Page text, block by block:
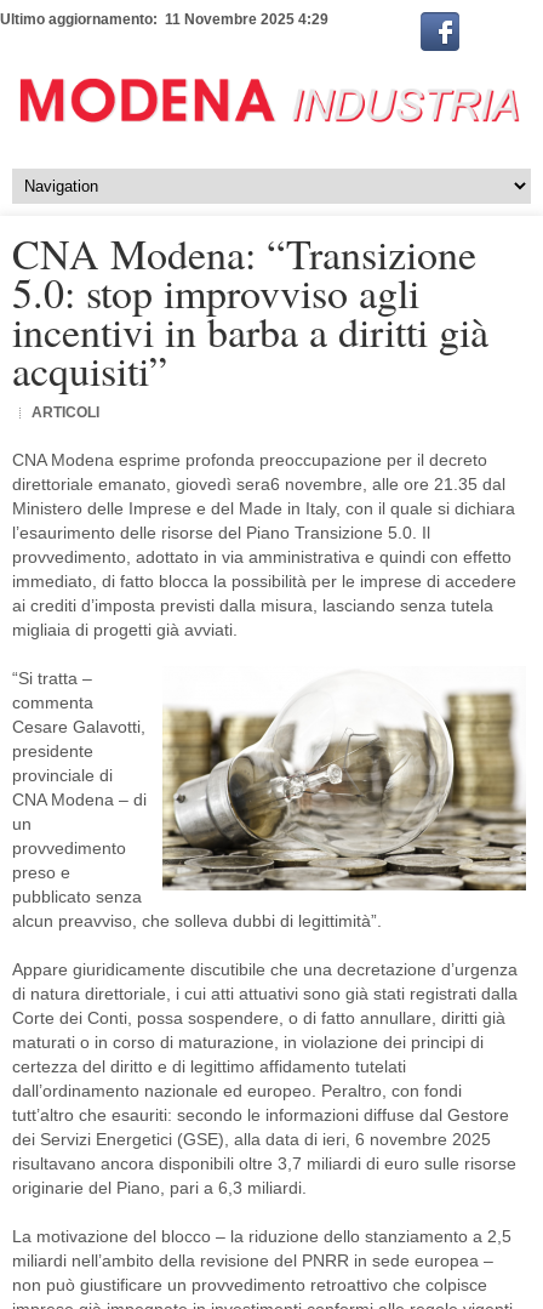
Ultimo aggiornamento: 11 Novembre 2025 4:29
CNA Modena: “Transizione
5.0: stop improvviso agli
incentivi in barba a diritti già
acquisiti”
ARTICOLI
CNA Modena esprime profonda preoccupazione per il decreto
direttoriale emanato, giovedì sera6 novembre, alle ore 21.35 dal
Ministero delle Imprese e del Made in Italy, con il quale si dichiara
l’esaurimento delle risorse del Piano Transizione 5.0. Il
provvedimento, adottato in via amministrativa e quindi con effetto
immediato, di fatto blocca la possibilità per le imprese di accedere
ai crediti d’imposta previsti dalla misura, lasciando senza tutela
migliaia di progetti già avviati.
“Si tratta –
commenta
Cesare Galavotti,
presidente
provinciale di
CNA Modena – di
un
provvedimento
preso e
pubblicato senza
alcun preavviso, che solleva dubbi di legittimità”.
Appare giuridicamente discutibile che una decretazione d’urgenza
di natura direttoriale, i cui atti attuativi sono già stati registrati dalla
Corte dei Conti, possa sospendere, o di fatto annullare, diritti già
maturati o in corso di maturazione, in violazione dei principi di
certezza del diritto e di legittimo affidamento tutelati
dall’ordinamento nazionale ed europeo. Peraltro, con fondi
tutt’altro che esauriti: secondo le informazioni diffuse dal Gestore
dei Servizi Energetici (GSE), alla data di ieri, 6 novembre 2025
risultavano ancora disponibili oltre 3,7 miliardi di euro sulle risorse
originarie del Piano, pari a 6,3 miliardi.
La motivazione del blocco – la riduzione dello stanziamento a 2,5
miliardi nell’ambito della revisione del PNRR in sede europea –
non può giustificare un provvedimento retroattivo che colpisce